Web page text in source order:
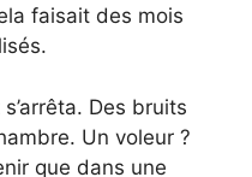
faisait des mois
Des bruits
Un voleur ?
que dans une